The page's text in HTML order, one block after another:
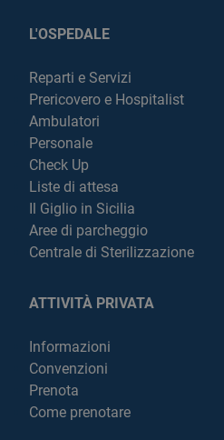
L'OSPEDALE
Reparti e Servizi
Prericovero e Hospitalist
Ambulatori
Personale
Check Up
Liste di attesa
Il Giglio in Sicilia
Aree di parcheggio
Centrale di Sterilizzazione
ATTIVITÀ PRIVATA
Informazioni
Convenzioni
Prenota
Come prenotare